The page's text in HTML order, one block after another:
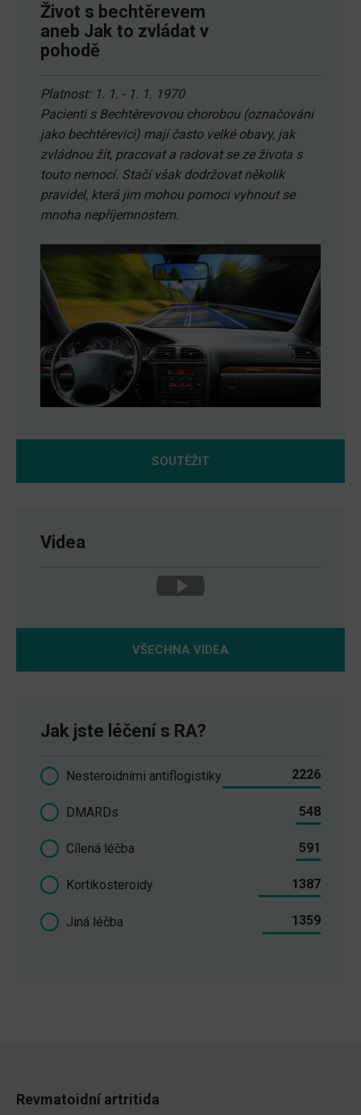
Život s bechtěrevem
aneb Jak to zvládat v
pohodě
Platnost: 1. 1. - 1. 1. 1970
Pacienti s Bechtěrevovou chorobou (označováni
jako bechtěrevici) mají často velké obavy, jak
zvládnou žít, pracovat a radovat se ze života s
touto nemocí. Stačí však dodržovat několik
pravidel, která jim mohou pomoci vyhnout se
mnoha nepříjemnostem.
SOUTĚŽIT
Videa
VŠECHNA VIDEA
Jak jste léčení s RA?
Nesteroidními antiflogistiky 2226
DMARDs 548
Cílená léčba 591
Kortikosteroidy 1387
Jiná léčba 1359
Revmatoidní artritida